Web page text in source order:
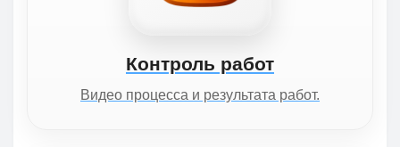
Контроль работ
Видео процесса и результата работ.